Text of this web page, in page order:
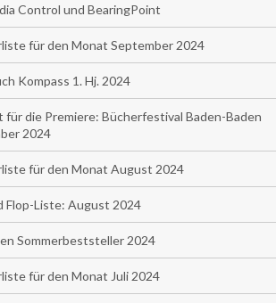
Control und BearingPoint
für den Monat September 2024
Kompass 1. Hj. 2024
die Premiere: Bücherfestival Baden-Baden
2024
für den Monat August 2024
Flop-Liste: August 2024
Sommerbeststeller 2024
für den Monat Juli 2024